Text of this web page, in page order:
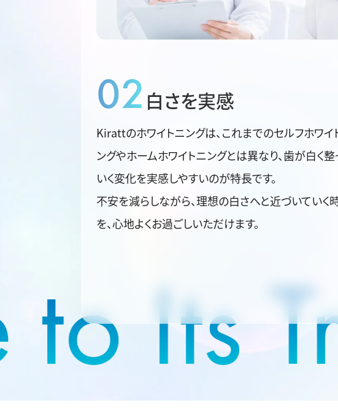
02 白さを実感
Kirattのホワイトニングは、これまでのセルフホワイ
ングやホームホワイトニングとは異なり、歯が白く整
いく変化を実感しやすいのが特長です。
不安を減らしながら、理想の白さへと近づいていく
を、心地よくお過ごしいただけます。
Its